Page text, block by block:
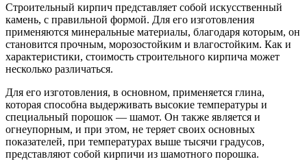
Строительный кирпич представляет собой искусственный
камень, с правильной формой. Для его изготовления
применяются минеральные материалы, благодаря которым, он
становится прочным, морозостойким и влагостойким. Как и
характеристики, стоимость строительного кирпича может
несколько различаться.
Для его изготовления, в основном, применяется глина,
которая способна выдерживать высокие температуры и
специальный порошок — шамот. Он также является и
огнеупорным, и при этом, не теряет своих основных
показателей, при температурах выше тысячи градусов,
представляют собой кирпичи из шамотного порошка.